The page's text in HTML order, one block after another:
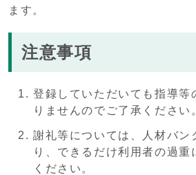
ます。
注意事項
登録していただいても指導等
りませんのでご了承ください
謝礼等については、人材バン
り、できるだけ利用者の過重
ください。